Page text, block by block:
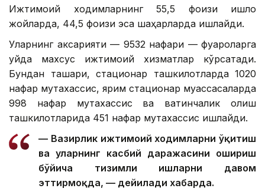
Ижтимоий ходимларнинг 55,5 фоизи қишлоқ
жойларда, 44,5 фоизи эса шаҳарларда ишлайди.
Уларнинг аксарияти — 9532 нафари — фуқароларга
уйда махсус ижтимоий хизматлар кўрсатади.
Бундан ташқари, стационар ташкилотларда 1020
нафар мутахассис, ярим стационар муассасаларда
998 нафар мутахассис ва вақтинчалик қолиш
ташкилотларида 451 нафар мутахассис ишлайди.
— Вазирлик ижтимоий ходимларни ўқитиш
ва уларнинг касбий даражасини ошириш
бўйича тизимли ишларни давом
эттирмоқда, — дейилади хабарда.